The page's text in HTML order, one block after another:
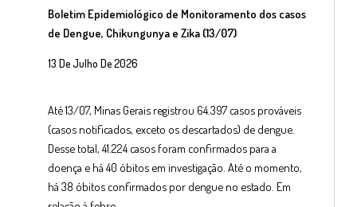
Boletim Epidemiológico de Monitoramento dos casos
de Dengue, Chikungunya e Zika (13/07)
13 De Julho De 2026
Até 13/07, Minas Gerais registrou 64.397 casos prováveis
(casos notificados, exceto os descartados) de dengue.
Desse total, 41.224 casos foram confirmados para a
doença e há 40 óbitos em investigação. Até o momento,
há 38 óbitos confirmados por dengue no estado. Em